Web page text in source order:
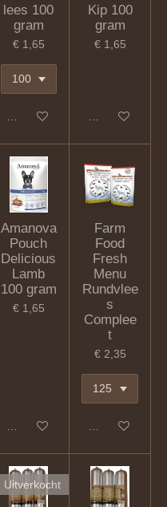
lees 100
gram
€ 1,65
In winkelwagen
Kip 100
gram
€ 1,65
Houd mij op
Amanova
Pouch
Delicious
Lamb
100 gram
€ 1,65
In winkelwagen
Farm
Food
Fresh
Menu
Rundvlee
s
Complee
t
€ 2,35
In winkelwagen
Uitverkocht